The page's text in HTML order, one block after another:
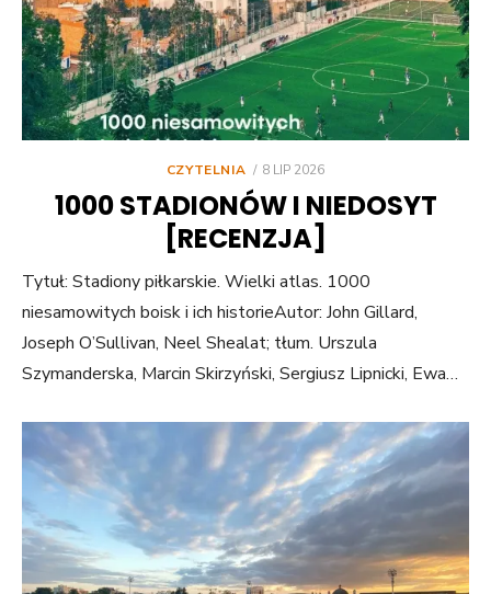
CZYTELNIA
POSTED
8 LIP 2026
1000 STADIONÓW I NIEDOSYT
[RECENZJA]
Tytuł: Stadiony piłkarskie. Wielki atlas. 1000
niesamowitych boisk i ich historieAutor: John Gillard,
Joseph O’Sullivan, Neel Shealat; tłum. Urszula
Szymanderska, Marcin Skirzyński, Sergiusz Lipnicki, Ewa…